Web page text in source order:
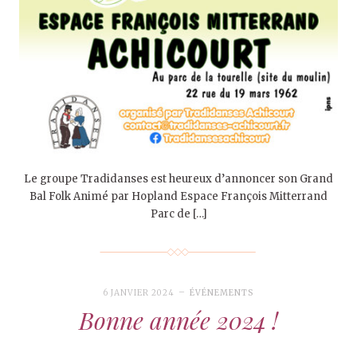
Le groupe Tradidanses est heureux d’annoncer son Grand
Bal Folk Animé par Hopland Espace François Mitterrand
Parc de […]
6 JANVIER 2024 ÉVÉNEMENTS
Bonne année 2024 !